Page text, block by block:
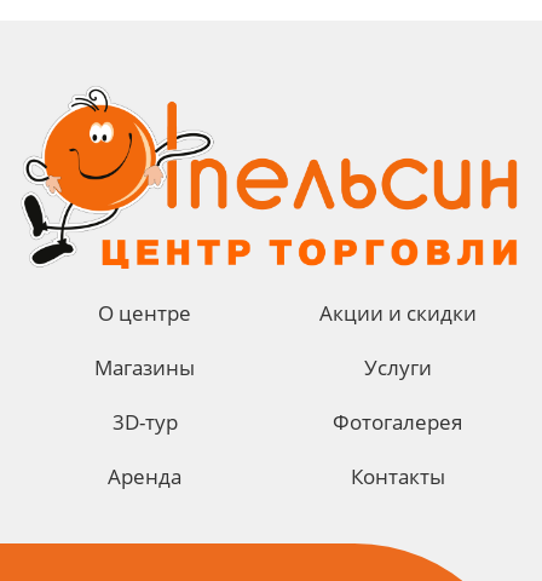
О центре
Акции и скидки
Магазины
Услуги
3D-тур
Фотогалерея
Аренда
Контакты